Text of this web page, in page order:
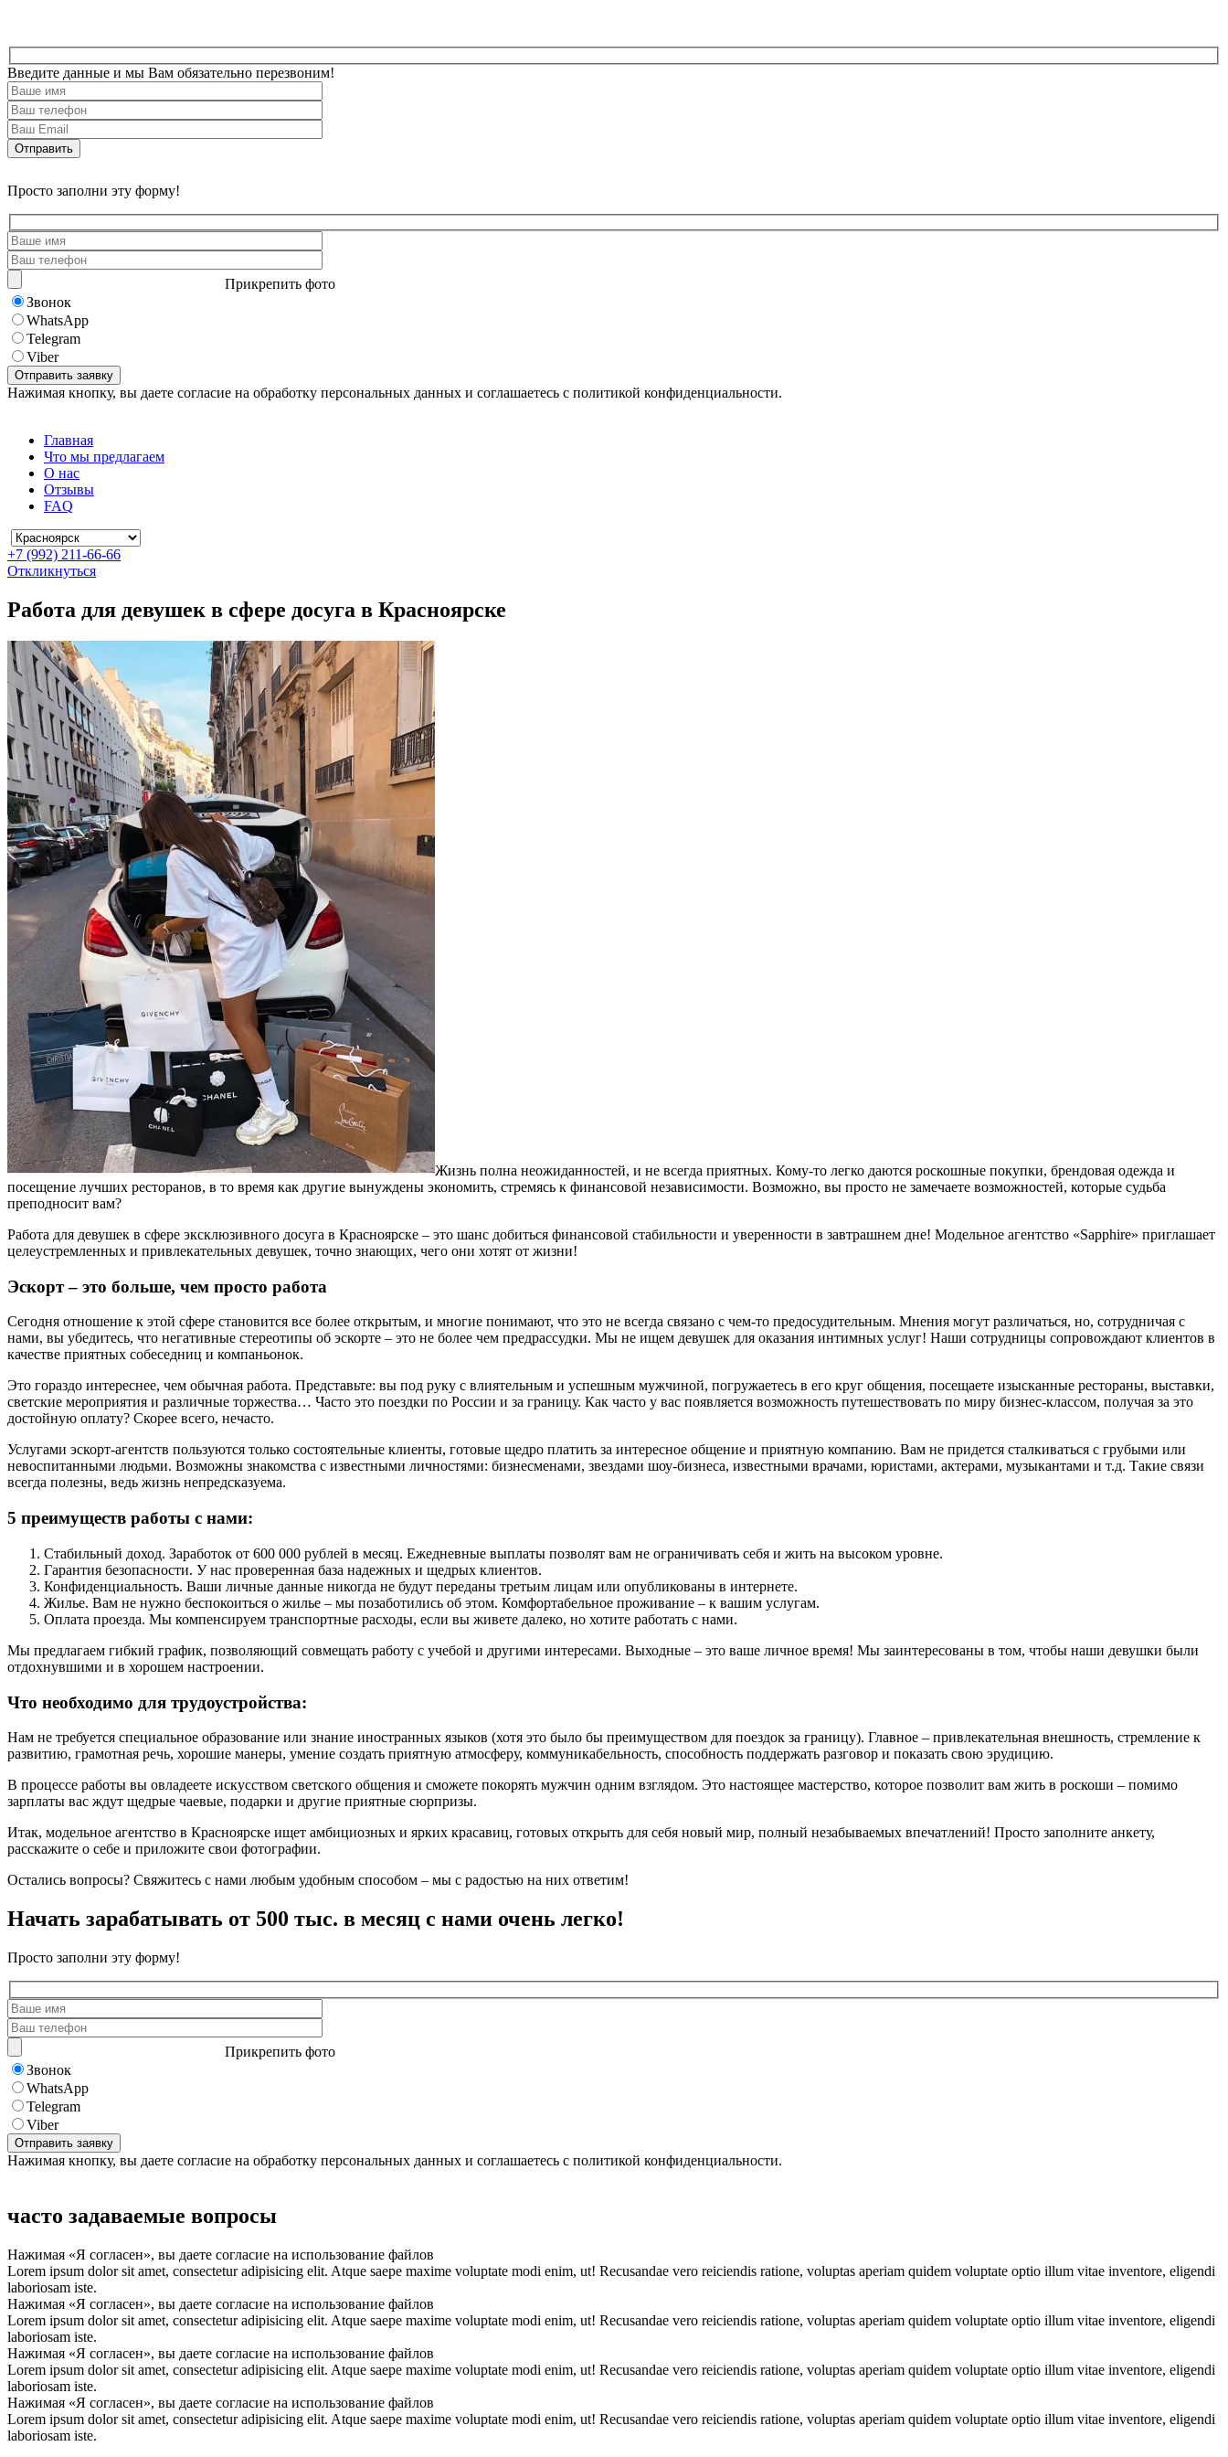
Введите данные и мы Вам обязательно перезвоним!
Просто заполни эту форму!
Прикрепить фото
Звонок
WhatsApp
Telegram
Viber
Нажимая кнопку, вы даете согласие на обработку персональных данных и соглашаетесь с политикой конфиденциальности.
Главная
Что мы предлагаем
О нас
Отзывы
FAQ
+7 (992) 211-66-66
Откликнуться
Работа для девушек в сфере досуга в Красноярске
Жизнь полна неожиданностей, и не всегда приятных. Кому-то легко даются роскошные покупки, брендовая одежда и
посещение лучших ресторанов, в то время как другие вынуждены экономить, стремясь к финансовой независимости. Возможно, вы просто не замечаете возможностей, которые судьба
преподносит вам?
Работа для девушек в сфере эксклюзивного досуга в Красноярске – это шанс добиться финансовой стабильности и уверенности в завтрашнем дне! Модельное агентство «Sapphire» приглашает
целеустремленных и привлекательных девушек, точно знающих, чего они хотят от жизни!
Эскорт – это больше, чем просто работа
Сегодня отношение к этой сфере становится все более открытым, и многие понимают, что это не всегда связано с чем-то предосудительным. Мнения могут различаться, но, сотрудничая с
нами, вы убедитесь, что негативные стереотипы об эскорте – это не более чем предрассудки. Мы не ищем девушек для оказания интимных услуг! Наши сотрудницы сопровождают клиентов в
качестве приятных собеседниц и компаньонок.
Это гораздо интереснее, чем обычная работа. Представьте: вы под руку с влиятельным и успешным мужчиной, погружаетесь в его круг общения, посещаете изысканные рестораны, выставки,
светские мероприятия и различные торжества… Часто это поездки по России и за границу. Как часто у вас появляется возможность путешествовать по миру бизнес-классом, получая за это
достойную оплату? Скорее всего, нечасто.
Услугами эскорт-агентств пользуются только состоятельные клиенты, готовые щедро платить за интересное общение и приятную компанию. Вам не придется сталкиваться с грубыми или
невоспитанными людьми. Возможны знакомства с известными личностями: бизнесменами, звездами шоу-бизнеса, известными врачами, юристами, актерами, музыкантами и т.д. Такие связи
всегда полезны, ведь жизнь непредсказуема.
5 преимуществ работы с нами:
Стабильный доход. Заработок от 600 000 рублей в месяц. Ежедневные выплаты позволят вам не ограничивать себя и жить на высоком уровне.
Гарантия безопасности. У нас проверенная база надежных и щедрых клиентов.
Конфиденциальность. Ваши личные данные никогда не будут переданы третьим лицам или опубликованы в интернете.
Жилье. Вам не нужно беспокоиться о жилье – мы позаботились об этом. Комфортабельное проживание – к вашим услугам.
Оплата проезда. Мы компенсируем транспортные расходы, если вы живете далеко, но хотите работать с нами.
Мы предлагаем гибкий график, позволяющий совмещать работу с учебой и другими интересами. Выходные – это ваше личное время! Мы заинтересованы в том, чтобы наши девушки были
отдохнувшими и в хорошем настроении.
Что необходимо для трудоустройства:
Нам не требуется специальное образование или знание иностранных языков (хотя это было бы преимуществом для поездок за границу). Главное – привлекательная внешность, стремление к
развитию, грамотная речь, хорошие манеры, умение создать приятную атмосферу, коммуникабельность, способность поддержать разговор и показать свою эрудицию.
В процессе работы вы овладеете искусством светского общения и сможете покорять мужчин одним взглядом. Это настоящее мастерство, которое позволит вам жить в роскоши – помимо
зарплаты вас ждут щедрые чаевые, подарки и другие приятные сюрпризы.
Итак, модельное агентство в Красноярске ищет амбициозных и ярких красавиц, готовых открыть для себя новый мир, полный незабываемых впечатлений! Просто заполните анкету,
расскажите о себе и приложите свои фотографии.
Остались вопросы? Свяжитесь с нами любым удобным способом – мы с радостью на них ответим!
Начать зарабатывать от 500 тыс. в месяц с нами очень легко!
Просто заполни эту форму!
Прикрепить фото
Звонок
WhatsApp
Telegram
Viber
Нажимая кнопку, вы даете согласие на обработку персональных данных и соглашаетесь с политикой конфиденциальности.
часто задаваемые вопросы
Нажимая «Я согласен», вы даете согласие на использование файлов
Lorem ipsum dolor sit amet, consectetur adipisicing elit. Atque saepe maxime voluptate modi enim, ut! Recusandae vero reiciendis ratione, voluptas aperiam quidem voluptate optio illum vitae inventore, eligendi
laboriosam iste.
Нажимая «Я согласен», вы даете согласие на использование файлов
Lorem ipsum dolor sit amet, consectetur adipisicing elit. Atque saepe maxime voluptate modi enim, ut! Recusandae vero reiciendis ratione, voluptas aperiam quidem voluptate optio illum vitae inventore, eligendi
laboriosam iste.
Нажимая «Я согласен», вы даете согласие на использование файлов
Lorem ipsum dolor sit amet, consectetur adipisicing elit. Atque saepe maxime voluptate modi enim, ut! Recusandae vero reiciendis ratione, voluptas aperiam quidem voluptate optio illum vitae inventore, eligendi
laboriosam iste.
Нажимая «Я согласен», вы даете согласие на использование файлов
Lorem ipsum dolor sit amet, consectetur adipisicing elit. Atque saepe maxime voluptate modi enim, ut! Recusandae vero reiciendis ratione, voluptas aperiam quidem voluptate optio illum vitae inventore, eligendi
laboriosam iste.